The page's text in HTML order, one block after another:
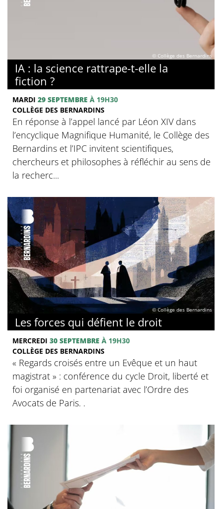
© Collège des Bernardins
IA : la science rattrape-t-elle la
fiction ?
MARDI 29 SEPTEMBRE À 19H30
COLLÈGE DES BERNARDINS
En réponse à l’appel lancé par Léon XIV dans
l’encyclique Magnifique Humanité, le Collège des
Bernardins et l’IPC invitent scientifiques,
chercheurs et philosophes à réfléchir au sens de
la recherc...
© Collège des Bernardins
Les forces qui défient le droit
MERCREDI 30 SEPTEMBRE À 19H30
COLLÈGE DES BERNARDINS
« Regards croisés entre un Evêque et un haut
magistrat » : conférence du cycle Droit, liberté et
foi organisé en partenariat avec l’Ordre des
Avocats de Paris. .